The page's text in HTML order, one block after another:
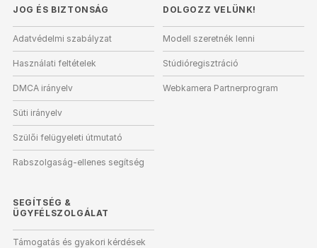
JOG ÉS BIZTONSÁG
Adatvédelmi szabályzat
Használati feltételek
DMCA irányelv
Süti irányelv
Szülői felügyeleti útmutató
Rabszolgaság-ellenes segítség
DOLGOZZ VELÜNK!
Modell szeretnék lenni
Stúdióregisztráció
Webkamera Partnerprogram
SEGÍTSÉG &
ÜGYFÉLSZOLGÁLAT
Támogatás és gyakori kérdések